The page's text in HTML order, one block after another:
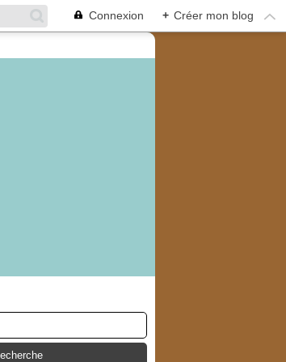
Connexion + Créer mon blog